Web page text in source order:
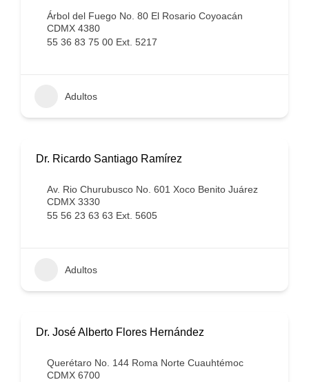
Árbol del Fuego No. 80 El Rosario Coyoacán
CDMX 4380
55 36 83 75 00 Ext. 5217
Adultos
Dr. Ricardo Santiago Ramírez
Av. Rio Churubusco No. 601 Xoco Benito Juárez
CDMX 3330
55 56 23 63 63 Ext. 5605
Adultos
Dr. José Alberto Flores Hernández
Querétaro No. 144 Roma Norte Cuauhtémoc
CDMX 6700